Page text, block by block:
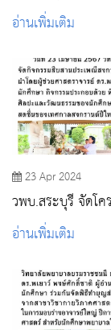
2567
อ่านเพิ่มเติม
23 Apr 2024
วพบ.สระบุรี จัดโ
2567
อ่านเพิ่มเติม